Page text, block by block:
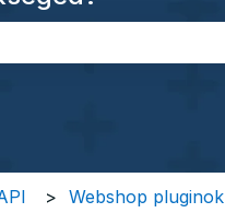
Webshop pluginok